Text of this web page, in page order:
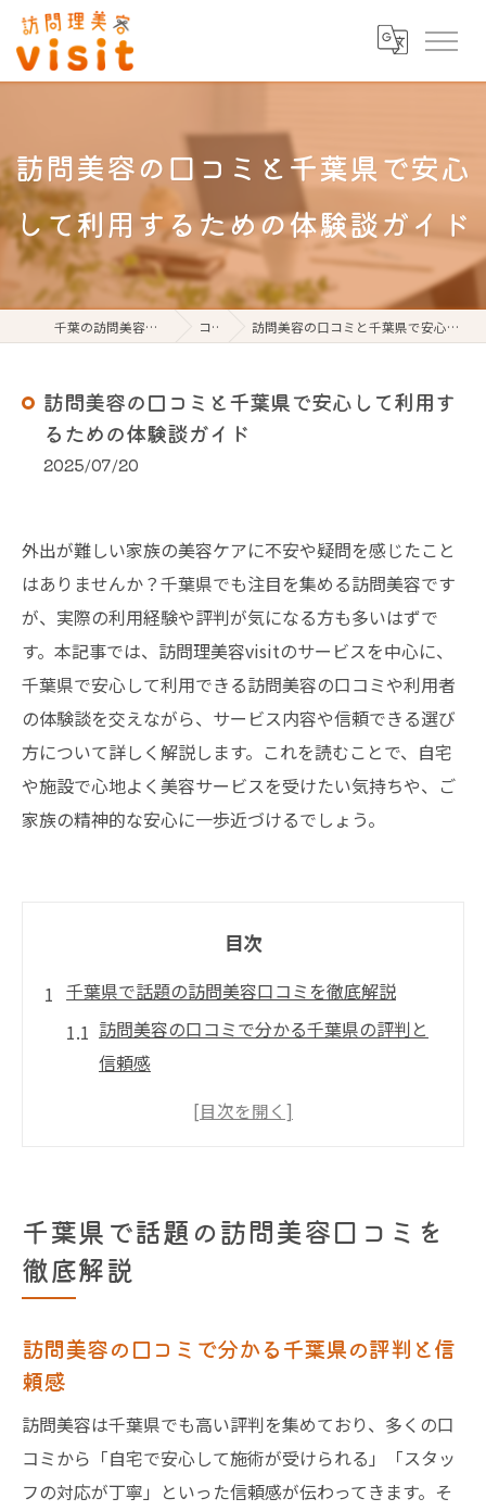
訪問美容の口コミと千葉県で安心
して利用するための体験談ガイド
千葉の訪問美容なら訪問理美容visit コラム 訪問美容の口コミと千葉県で安心して利用するための体験談ガイド
訪問美容の口コミと千葉県で安心して利用す
るための体験談ガイド
2025/07/20
外出が難しい家族の美容ケアに不安や疑問を感じたこと
はありませんか？千葉県でも注目を集める訪問美容です
が、実際の利用経験や評判が気になる方も多いはずで
す。本記事では、訪問理美容visitのサービスを中心に、
千葉県で安心して利用できる訪問美容の口コミや利用者
の体験談を交えながら、サービス内容や信頼できる選び
方について詳しく解説します。これを読むことで、自宅
や施設で心地よく美容サービスを受けたい気持ちや、ご
家族の精神的な安心に一歩近づけるでしょう。
目次
千葉県で話題の訪問美容口コミを徹底解説
訪問美容の口コミで分かる千葉県の評判と
信頼感
訪問美容利用者の体験談から見える安心ポ
口コミで人気の訪問美容と千葉市の傾向分
析
コツ
安心して任せる訪問美容の選び方体験談集
訪問美容選びで重要な信頼性と体験談の活
用術
千葉県で話題の訪問美容口コミを
徹底解説
訪問美容の口コミで分かる千葉県の評判と信
頼感
訪問美容は千葉県でも高い評判を集めており、多くの口
コミから「自宅で安心して施術が受けられる」「スタッ
フの対応が丁寧」といった信頼感が伝わってきます。そ